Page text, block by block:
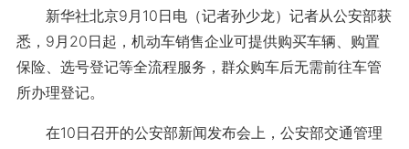
新华社北京9月10日电（记者孙少龙）记者从公安部获
悉，9月20日起，机动车销售企业可提供购买车辆、购置
保险、选号登记等全流程服务，群众购车后无需前往车管
所办理登记。
在10日召开的公安部新闻发布会上，公安部交通管理